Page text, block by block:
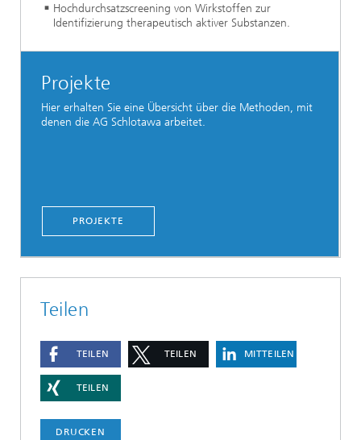
Hochdurchsatzscreening von Wirkstoffen zur
Identifizierung therapeutisch aktiver Substanzen.
Projekte
Hier erhalten Sie eine Übersicht über die Methoden, mit
denen die AG Schlotawa arbeitet.
PROJEKTE
Teilen
TEILEN TEILEN MITTEILEN
TEILEN
DRUCKEN